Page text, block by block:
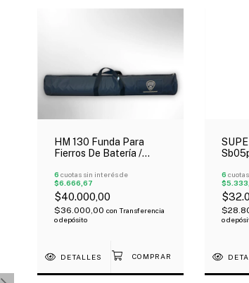
HM 130 Funda Para
Fierros De Batería /
118X30c
6 cuotas sin interés de
$6.666,67
$40.000,00
$36.000,00 con Transferencia
o depósito
DETALLES
5Mm
6
o